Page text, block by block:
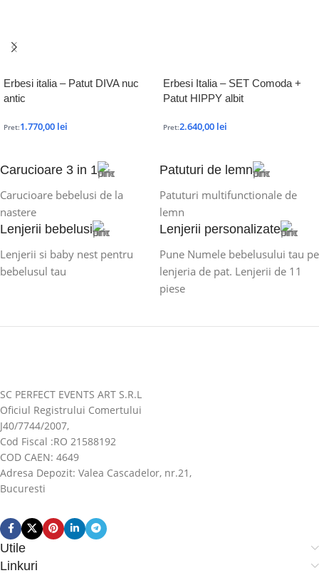
Erbesi italia – Patut DIVA nuc
antic
Pret:1.770,00 lei
Erbesi Italia – SET Comoda +
Patut HIPPY albit
Pret:2.640,00 lei
Carucioare 3 in 1
Carucioare bebelusi de la
nastere
Patuturi de lemn
Patuturi multifunctionale de
lemn
Lenjerii bebelusi
Lenjerii si baby nest pentru
bebelusul tau
Lenjerii personalizate
Pune Numele bebelusului tau pe
lenjeria de pat. Lenjerii de 11
piese
SC PERFECT EVENTS ART S.R.L
Oficiul Registrului Comertului
J40/7744/2007,
Cod Fiscal :RO 21588192
COD CAEN: 4649
Adresa Depozit: Valea Cascadelor, nr.21,
Bucuresti
Utile
Linkuri